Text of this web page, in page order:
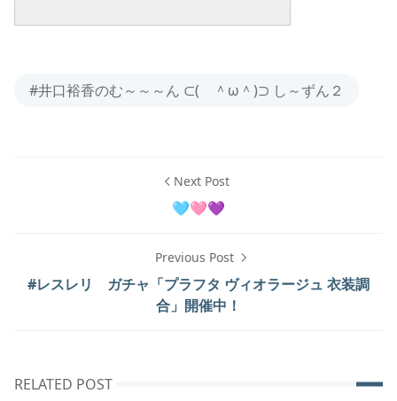
#井口裕香のむ～～～ん ⊂( ＾ω＾)⊃ し～ずん２
Next Post
🩵🩷💜
Previous Post
#レスレリ ガチャ「プラフタ ヴィオラージュ 衣装調
合」開催中！
RELATED POST